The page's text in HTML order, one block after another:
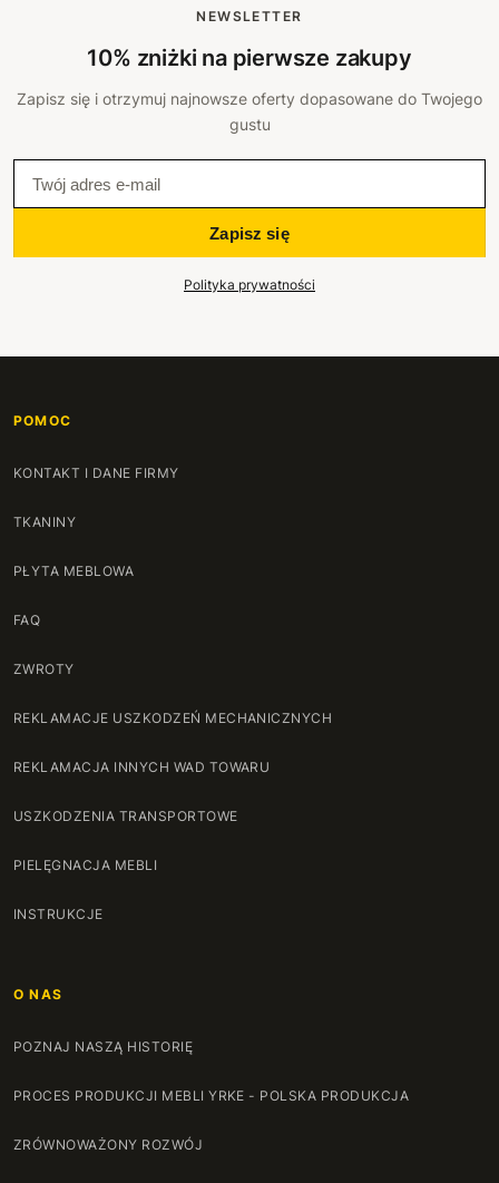
NEWSLETTER
10% zniżki na pierwsze zakupy
Zapisz się i otrzymuj najnowsze oferty dopasowane do Twojego
gustu
Zapisz się
Polityka prywatności
POMOC
KONTAKT I DANE FIRMY
TKANINY
PŁYTA MEBLOWA
FAQ
ZWROTY
REKLAMACJE USZKODZEŃ MECHANICZNYCH
REKLAMACJA INNYCH WAD TOWARU
USZKODZENIA TRANSPORTOWE
PIELĘGNACJA MEBLI
INSTRUKCJE
O NAS
POZNAJ NASZĄ HISTORIĘ
PROCES PRODUKCJI MEBLI YRKE - POLSKA PRODUKCJA
ZRÓWNOWAŻONY ROZWÓJ